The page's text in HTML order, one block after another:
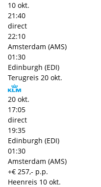
10 okt.
21:40
direct
22:10
Amsterdam (AMS)
01:30
Edinburgh (EDI)
Terugreis 20 okt.
20 okt.
17:05
direct
19:35
Edinburgh (EDI)
01:30
Amsterdam (AMS)
+€ 257,- p.p.
Heenreis 10 okt.